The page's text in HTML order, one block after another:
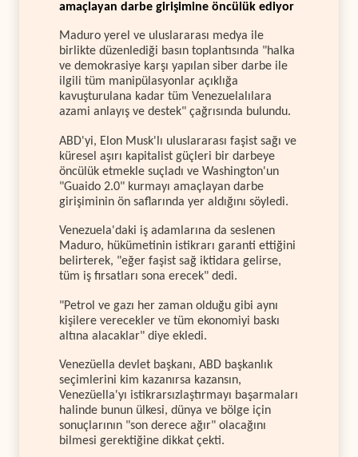
amaçlayan darbe girişimine öncülük ediyor
Maduro yerel ve uluslararası medya ile
birlikte düzenlediği basın toplantısında "halka
ve demokrasiye karşı yapılan siber darbe ile
ilgili tüm manipülasyonlar açıklığa
kavuşturulana kadar tüm Venezuelalılara
azami anlayış ve destek" çağrısında bulundu.
ABD'yi, Elon Musk'lı uluslararası faşist sağı ve
küresel aşırı kapitalist güçleri bir darbeye
öncülük etmekle suçladı ve Washington'un
"Guaido 2.0" kurmayı amaçlayan darbe
girişiminin ön saflarında yer aldığını söyledi.
Venezuela'daki iş adamlarına da seslenen
Maduro, hükümetinin istikrarı garanti ettiğini
belirterek, "eğer faşist sağ iktidara gelirse,
tüm iş fırsatları sona erecek" dedi.
"Petrol ve gazı her zaman olduğu gibi aynı
kişilere verecekler ve tüm ekonomiyi baskı
altına alacaklar" diye ekledi.
Venezüella devlet başkanı, ABD başkanlık
seçimlerini kim kazanırsa kazansın,
Venezüella'yı istikrarsızlaştırmayı başarmaları
halinde bunun ülkesi, dünya ve bölge için
sonuçlarının "son derece ağır" olacağını
bilmesi gerektiğine dikkat çekti.